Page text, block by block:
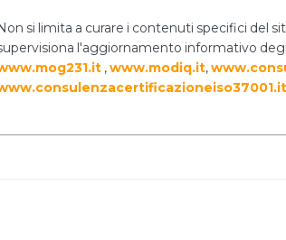
si limita a curare i contenuti specifici del
l'aggiornamento informativo
,www.modiq.it,